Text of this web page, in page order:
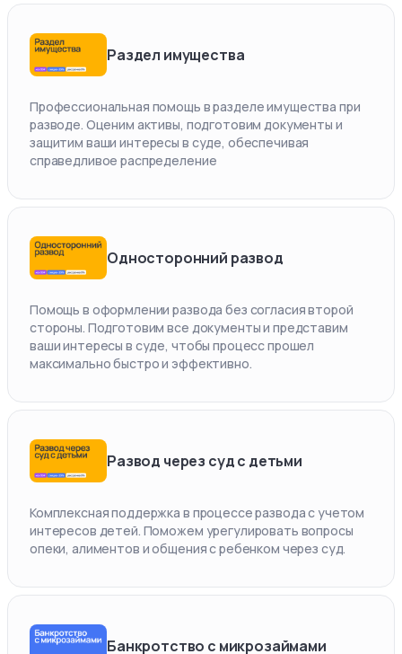
Раздел имущества
Профессиональная помощь в разделе имущества при
разводе. Оценим активы, подготовим документы и
защитим ваши интересы в суде, обеспечивая
справедливое распределение
Односторонний развод
Помощь в оформлении развода без согласия второй
стороны. Подготовим все документы и представим
ваши интересы в суде, чтобы процесс прошел
максимально быстро и эффективно.
Развод через суд с детьми
Комплексная поддержка в процессе развода с учетом
интересов детей. Поможем урегулировать вопросы
опеки, алиментов и общения с ребенком через суд.
Банкротство с микрозаймами